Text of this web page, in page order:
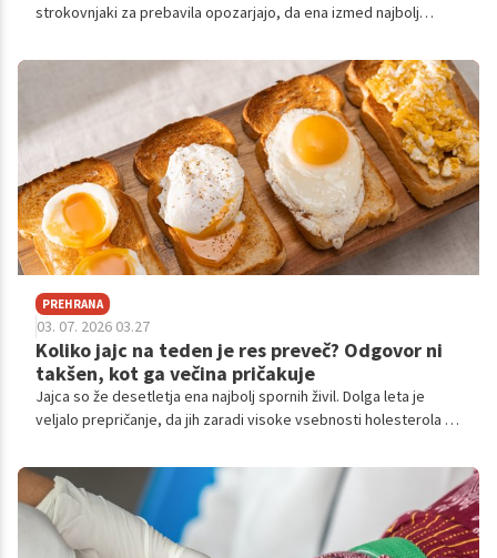
strokovnjaki za prebavila opozarjajo, da ena izmed najbolj
mikrobiom.
PREHRANA
03. 07. 2026 03.27
Koliko jajc na teden je res preveč? Odgovor ni
takšen, kot ga večina pričakuje
Jajca so že desetletja ena najbolj spornih živil. Dolga leta je
veljalo prepričanje, da jih zaradi visoke vsebnosti holesterola ne
da je zgodba precej bolj zapletena. Torej, koliko jajc na teden je
res preveč?